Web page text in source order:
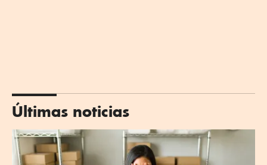
Últimas noticias